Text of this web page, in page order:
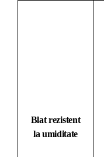
Blat rezistent
la umiditate